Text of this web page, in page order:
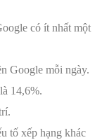
có ít nhất một
Google mỗi ngày.
14,6%.
tố xếp hạng khác